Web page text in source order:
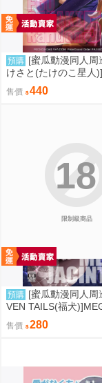
預購 [蜜瓜動漫同人周
けさと(たけのこ星人
AKI Random5(FGO)(
售價 440
限制級商品
18
預購 [蜜瓜動漫同人周
VEN TAILS(福犬
HE(寶可夢)(同人誌)
售價 280